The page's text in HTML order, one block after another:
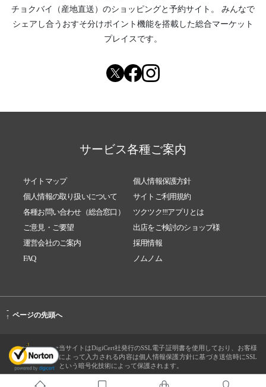
チョクバイ（産地直送） のショッピングと予約サイト。
みんなで
シェアし合う おすそ分けポイント機能を搭載した総合マーケット
プレイスです。
サービス各種ご案内
サイトマップ
個人情報保護方針
個人情報の取り扱いについて
サイトご利用規約
各種お問い合わせ（総合窓口）
ツクツク!!!アプリとは
ご意見・ご要望
出店をご検討のショップ様
運営会社のご案内
採用情報
FAQ
ノムノム
-
↑ ページの先頭へ
当サイトはDigiCert社発行のSSL電子証明書を使用しており、お客様
によって入力される内容は個人情報保護方針に基づき送信時にSSL
という暗号化技術によって保護されます。